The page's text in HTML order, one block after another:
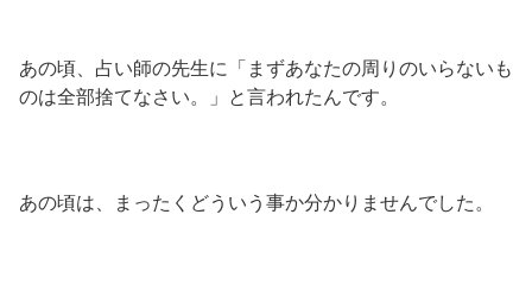
あの頃、占い師の先生に「まずあなたの周りのいらないも
のは全部捨てなさい。」と言われたんです。
あの頃は、まったくどういう事か分かりませんでした。